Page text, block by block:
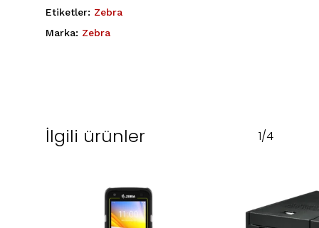
Etiketler: Zebra
Marka: Zebra
İlgili ürünler 1/4